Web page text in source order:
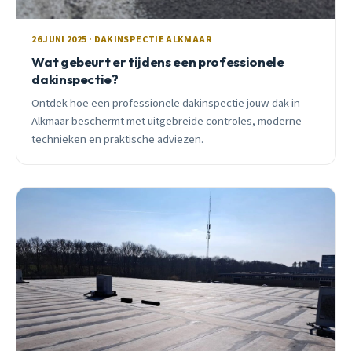
26 JUNI 2025 · DAKINSPECTIE ALKMAAR
Wat gebeurt er tijdens een professionele
dakinspectie?
Ontdek hoe een professionele dakinspectie jouw dak in
Alkmaar beschermt met uitgebreide controles, moderne
technieken en praktische adviezen.